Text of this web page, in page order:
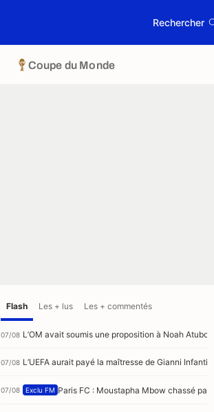
Rechercher
Coupe du Monde
Flash Les + lus Les + commentés
07/08 L’OM avait soumis une proposition à Noah Atubolu
07/08 L’UEFA aurait payé la maîtresse de Gianni Infantino
07/08 Exclu FM Paris FC : Moustapha Mbow chassé par